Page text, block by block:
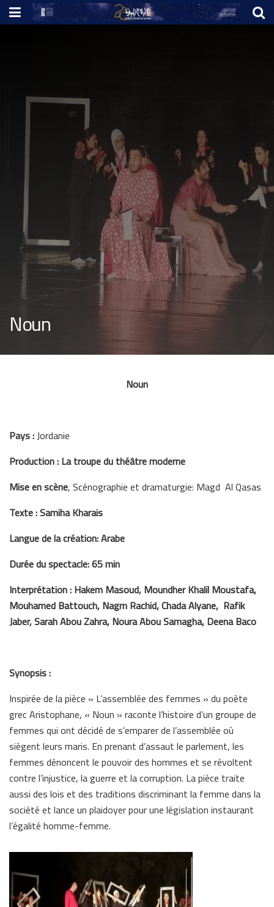
Noun
Noun
Pays :Jordanie
Production : La troupe du théâtre moderne
Mise en scène, Scénographie et dramaturgie: Magd Al Qasas
Texte : Samiha Kharais
Langue de la création: Arabe
Durée du spectacle: 65 min
Interprétation : Hakem Masoud, Moundher Khalil Moustafa,
Mouhamed Battouch, Nagm Rachid, Chada Alyane, Rafik
Jaber, Sarah Abou Zahra, Noura Abou Samagha, Deena Baco
Synopsis :
Inspirée de la pièce « L’assemblée des femmes » du poète
grec Aristophane, « Noun » raconte l’histoire d’un groupe de
femmes qui ont décidé de s’emparer de l’assemblée où
siègent leurs maris. En prenant d’assaut le parlement, les
femmes dénoncent le pouvoir des hommes et se révoltent
contre l’injustice, la guerre et la corruption. La pièce traite
aussi des lois et des traditions discriminant la femme dans la
société et lance un plaidoyer pour une législation instaurant
l’égalité homme-femme.